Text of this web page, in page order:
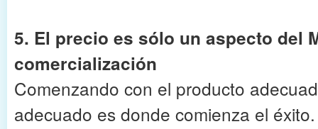
5. El precio es sólo un aspecto del
comercialización
Comenzando con el producto
adecuado es donde comienza el éxito.